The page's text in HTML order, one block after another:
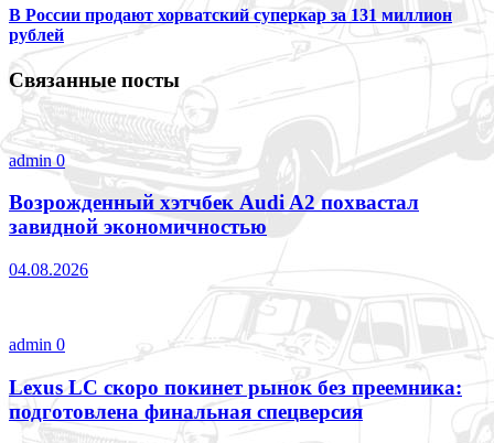
В России продают хорватский суперкар за 131 миллион
рублей
Связанные посты
admin0
Возрожденный хэтчбек Audi A2 похвастал
завидной экономичностью
04.08.2026
admin 0
Lexus LC скоро покинет рынок без преемника:
подготовлена финальная спецверсия